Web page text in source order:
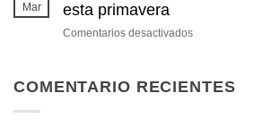
invasivos.
Mar
esta primavera
Comentarios desactivadosen
Sensity
COMENTARIO RECIENTES